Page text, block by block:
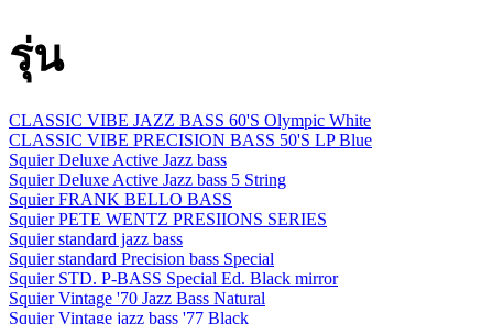
รุ่น
CLASSIC VIBE JAZZ BASS 60'S Olympic White
CLASSIC VIBE PRECISION BASS 50'S LP Blue
Squier Deluxe Active Jazz bass
Squier Deluxe Active Jazz bass 5 String
Squier FRANK BELLO BASS
Squier PETE WENTZ PRESIIONS SERIES
Squier standard jazz bass
Squier standard Precision bass Special
Squier STD. P-BASS Special Ed. Black mirror
Squier Vintage '70 Jazz Bass Natural
Squier Vintage jazz bass '77 Black